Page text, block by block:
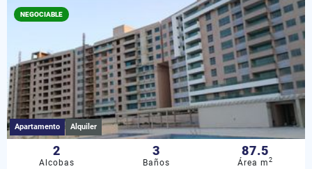
NEGOCIABLE
Apartamento Alquiler
2
Alcobas
3
Baños
87.5
Área m2